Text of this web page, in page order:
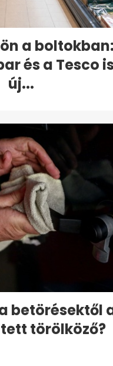
a boltokban:
és a Tesco is
új...
betörésektől
törölköző?